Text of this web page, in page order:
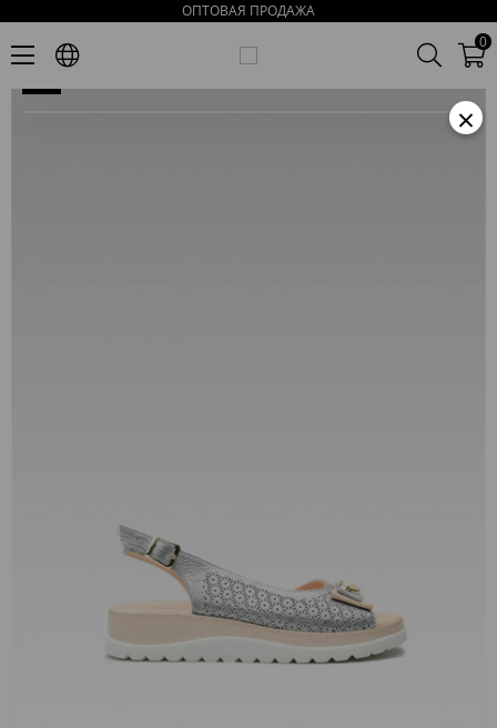
ОПТОВАЯ ПРОДАЖА
0
Айс Женские Синие Кожаные Сандали
×